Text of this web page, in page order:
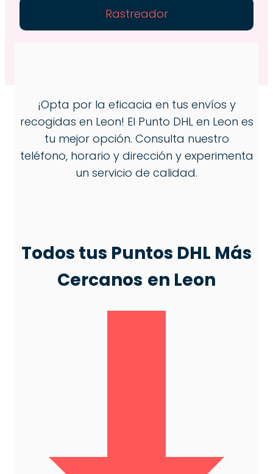
Rastreador
¡Opta por la eficacia en tus envíos y
recogidas en Leon! El Punto DHL en Leon es
tu mejor opción. Consulta nuestro
teléfono, horario y dirección y experimenta
un servicio de calidad.
Todos tus Puntos DHL Más
Cercanos en Leon